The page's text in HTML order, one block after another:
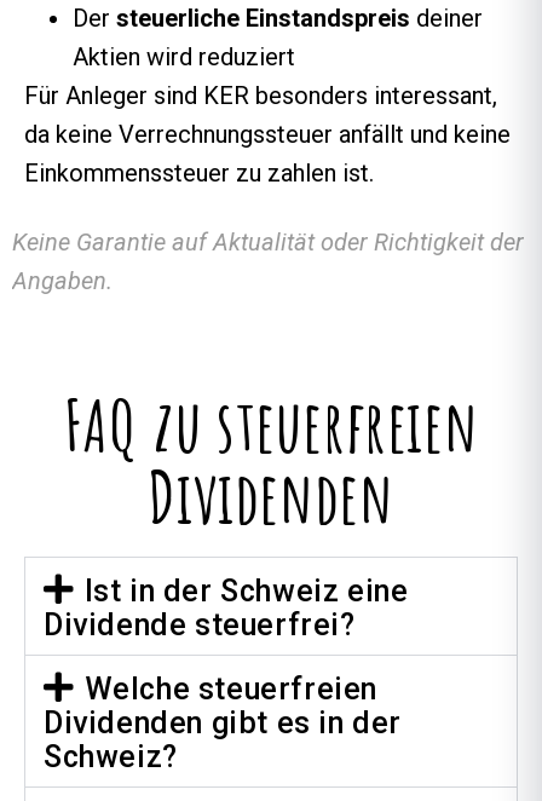
Der steuerliche Einstandspreis deiner
Aktien wird reduziert
Für Anleger sind KER besonders interessant,
da keine Verrechnungssteuer anfällt und keine
Einkommenssteuer zu zahlen ist.
Keine Garantie auf Aktualität oder Richtigkeit der
Angaben.
FAQ zu steuerfreien
Dividenden
Ist in der Schweiz eine
Dividende steuerfrei?
Welche steuerfreien
Dividenden gibt es in der
Schweiz?